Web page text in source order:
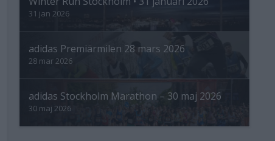
31 jan 2026
adidas Premiärmilen 28 mars 2026
28 mar 2026
adidas Stockholm Marathon – 30 maj 2026
30 maj 2026